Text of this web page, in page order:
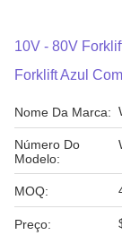
10V - 80V
Forklift Azul
Nome Da Marca:
Número Do
Modelo:
MOQ:
Preço: